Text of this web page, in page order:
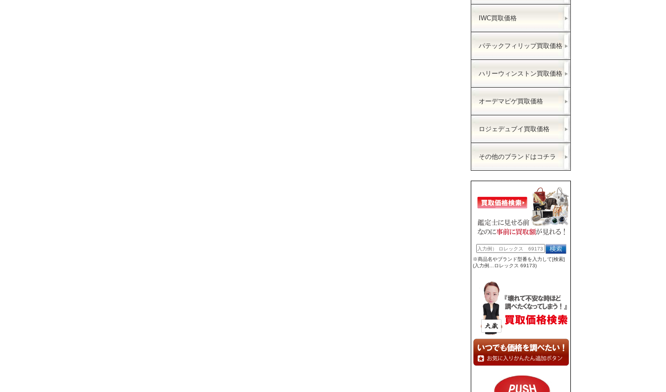
IWC買取価格
パテックフィリップ買取価格
ハリーウィンストン買取価格
オーデマピゲ買取価格
ロジェデュブイ買取価格
その他のブランドはコチラ
※商品名やブランド型番を入力して[検索]
(入力例…ロレックス 69173)